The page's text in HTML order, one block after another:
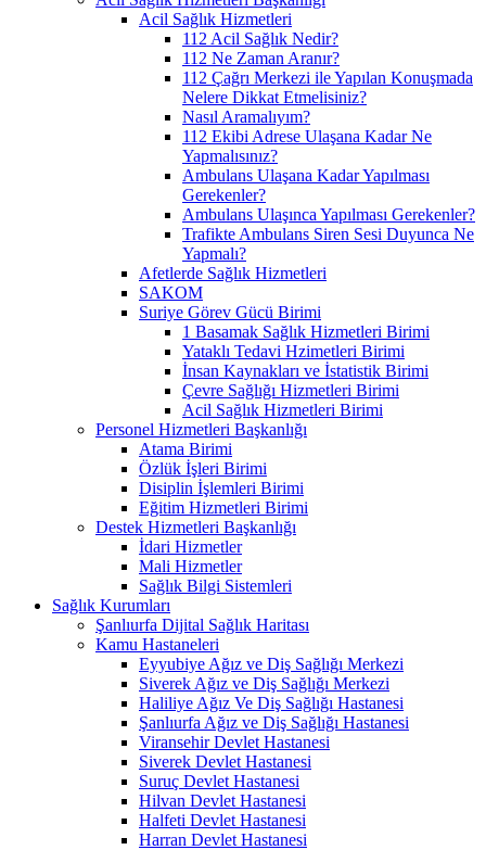
Acil Sağlık Hizmetleri
112 Acil Sağlık Nedir?
112 Ne Zaman Aranır?
112 Çağrı Merkezi ile Yapılan Konuşmada
Nelere Dikkat Etmelisiniz?
Nasıl Aramalıyım?
112 Ekibi Adrese Ulaşana Kadar Ne
Yapmalısınız?
Ambulans Ulaşana Kadar Yapılması
Gerekenler?
Ambulans Ulaşınca Yapılması Gerekenler?
Trafikte Ambulans Siren Sesi Duyunca Ne
Yapmalı?
Afetlerde Sağlık Hizmetleri
SAKOM
Suriye Görev Gücü Birimi
1 Basamak Sağlık Hizmetleri Birimi
Yataklı Tedavi Hzimetleri Birimi
İnsan Kaynakları ve İstatistik Birimi
Çevre Sağlığı Hizmetleri Birimi
Acil Sağlık Hizmetleri Birimi
Personel Hizmetleri Başkanlığı
Atama Birimi
Özlük İşleri Birimi
Disiplin İşlemleri Birimi
Eğitim Hizmetleri Birimi
Destek Hizmetleri Başkanlığı
İdari Hizmetler
Mali Hizmetler
Sağlık Bilgi Sistemleri
Sağlık Kurumları
Şanlıurfa Dijital Sağlık Haritası
Kamu Hastaneleri
Eyyubiye Ağız ve Diş Sağlığı Merkezi
Siverek Ağız ve Diş Sağlığı Merkezi
Haliliye Ağız Ve Diş Sağlığı Hastanesi
Şanlıurfa Ağız ve Diş Sağlığı Hastanesi
Viransehir Devlet Hastanesi
Siverek Devlet Hastanesi
Suruç Devlet Hastanesi
Hilvan Devlet Hastanesi
Halfeti Devlet Hastanesi
Harran Devlet Hastanesi